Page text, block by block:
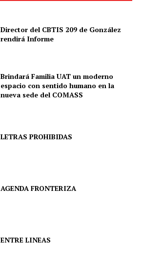
Director del CBTIS 209 de González
rendirá Informe
Brindará Familia UAT un moderno
espacio con sentido humano en la
nueva sede del COMASS
LETRAS PROHIBIDAS
AGENDA FRONTERIZA
ENTRE LINEAS